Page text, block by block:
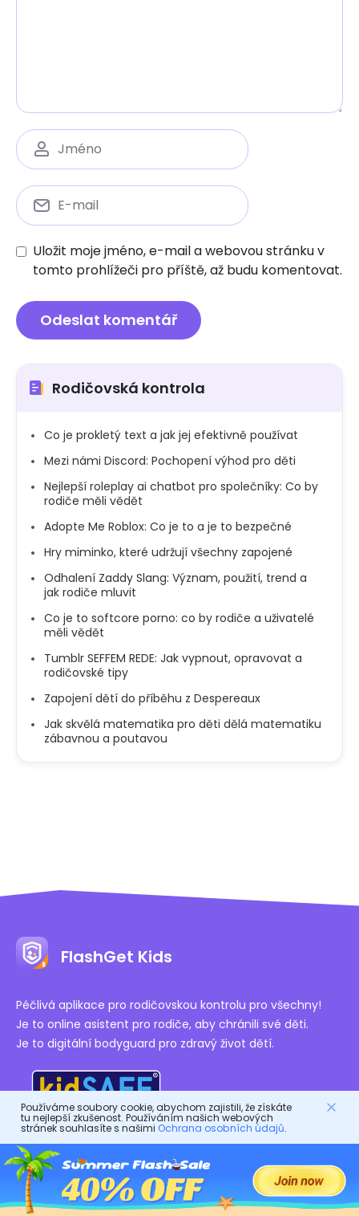
Uložit moje jméno, e-mail a webovou stránku v
tomto prohlížeči pro příště, až budu komentovat.
Rodičovská kontrola
Co je prokletý text a jak jej efektivně používat
Mezi námi Discord: Pochopení výhod pro děti
Nejlepší roleplay ai chatbot pro společníky: Co by
rodiče měli vědět
Adopte Me Roblox: Co je to a je to bezpečné
Hry miminko, které udržují všechny zapojené
Odhalení Zaddy Slang: Význam, použití, trend a
jak rodiče mluvit
Co je to softcore porno: co by rodiče a uživatelé
měli vědět
Tumblr SEFFEM REDE: Jak vypnout, opravovat a
rodičovské tipy
Zapojení dětí do příběhu z Despereaux
Jak skvělá matematika pro děti dělá matematiku
zábavnou a poutavou
FlashGet Kids
Péčlivá aplikace pro rodičovskou kontrolu pro všechny!
Je to online asistent pro rodiče, aby chránili své děti.
Je to digitální bodyguard pro zdravý život dětí.
Autorizované Certifikace
Společnost
Používáme soubory cookie, abychom zajistili, že získáte
tu nejlepší zkušenost. Používáním našich webových
stránek souhlasíte s našimi Ochrana osobních údajů.